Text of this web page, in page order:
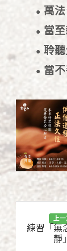
● 萬
● 當
● 聆
● 當
上
練習「無
靜」